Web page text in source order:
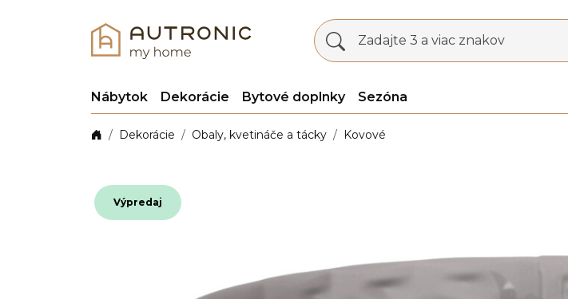
Zadajte 3 a viac znakov
Nábytok Dekorácie Bytové doplnky Sezóna
Dekorácie Obaly, kvetináče a tácky Kovové
Výpredaj